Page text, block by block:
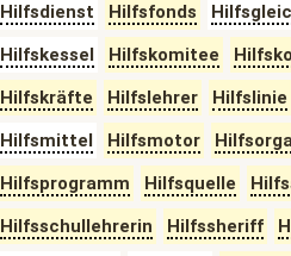
Hilfsdienst
Hilfsfonds
Hilfskessel
Hilfskomitee
Hilfskräfte
Hilfslehrer Hilfslinie
Hilfsmittel
Hilfsmotor
Hilfsprogramm
Hilfsquelle
Hilfsschullehrerin
Hilfssheriff